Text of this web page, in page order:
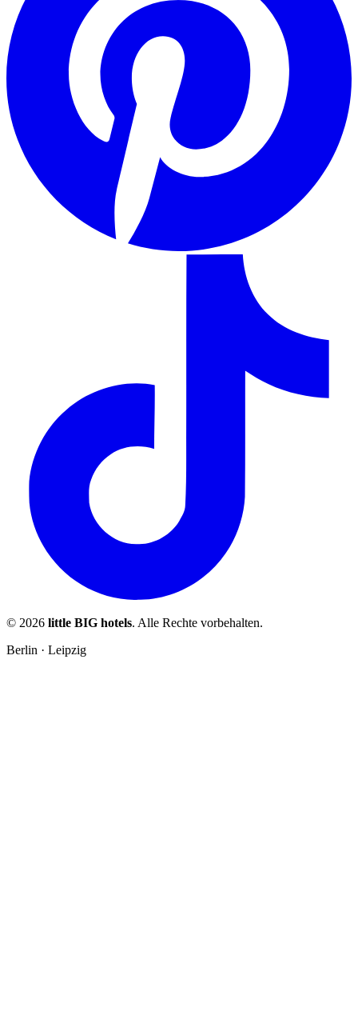
© 2026 little BIG hotels. Alle Rechte vorbehalten.
Berlin · Leipzig